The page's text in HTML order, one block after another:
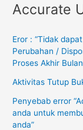
Accurate
Eror : “Tidak
Perubahan /
Proses Akhir Bulan
Aktivitas Tutup
Penyebab error
anda untuk
anda”